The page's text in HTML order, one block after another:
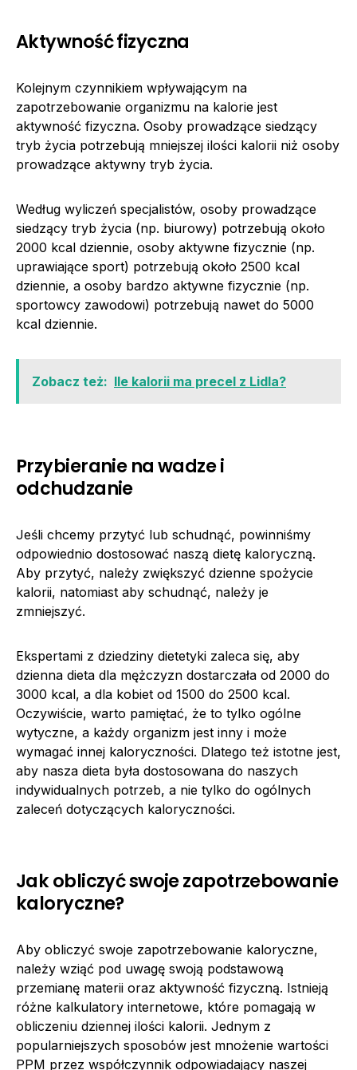
Aktywność fizyczna
Kolejnym czynnikiem wpływającym na
zapotrzebowanie organizmu na kalorie jest
aktywność fizyczna. Osoby prowadzące siedzący
tryb życia potrzebują mniejszej ilości kalorii niż osoby
prowadzące aktywny tryb życia.
Według wyliczeń specjalistów, osoby prowadzące
siedzący tryb życia (np. biurowy) potrzebują około
2000 kcal dziennie, osoby aktywne fizycznie (np.
uprawiające sport) potrzebują około 2500 kcal
dziennie, a osoby bardzo aktywne fizycznie (np.
sportowcy zawodowi) potrzebują nawet do 5000
kcal dziennie.
Zobacz też: Ile kalorii ma precel z Lidla?
Przybieranie na wadze i
odchudzanie
Jeśli chcemy przytyć lub schudnąć, powinniśmy
odpowiednio dostosować naszą dietę kaloryczną.
Aby przytyć, należy zwiększyć dzienne spożycie
kalorii, natomiast aby schudnąć, należy je
zmniejszyć.
Ekspertami z dziedziny dietetyki zaleca się, aby
dzienna dieta dla mężczyzn dostarczała od 2000 do
3000 kcal, a dla kobiet od 1500 do 2500 kcal.
Oczywiście, warto pamiętać, że to tylko ogólne
wytyczne, a każdy organizm jest inny i może
wymagać innej kaloryczności. Dlatego też istotne jest,
aby nasza dieta była dostosowana do naszych
indywidualnych potrzeb, a nie tylko do ogólnych
zaleceń dotyczących kaloryczności.
Jak obliczyć swoje zapotrzebowanie
kaloryczne?
Aby obliczyć swoje zapotrzebowanie kaloryczne,
należy wziąć pod uwagę swoją podstawową
przemianę materii oraz aktywność fizyczną. Istnieją
różne kalkulatory internetowe, które pomagają w
obliczeniu dziennej ilości kalorii. Jednym z
popularniejszych sposobów jest mnożenie wartości
PPM przez współczynnik odpowiadający naszej